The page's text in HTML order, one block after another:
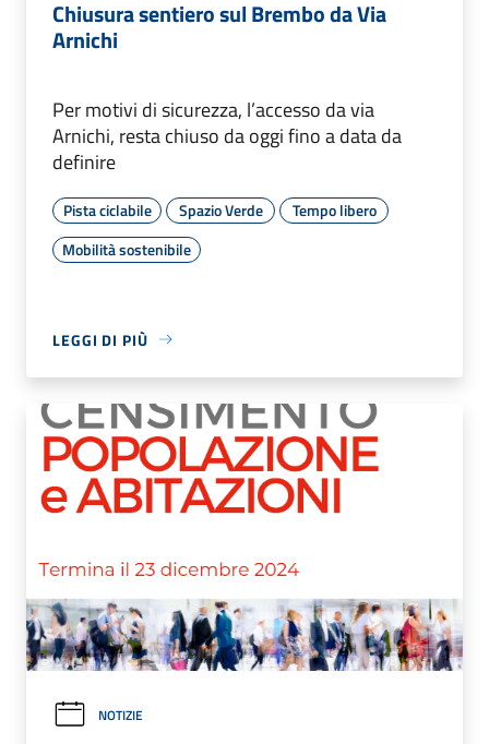
Chiusura sentiero sul Brembo da Via
Arnichi
Per motivi di sicurezza, l’accesso da via
Arnichi, resta chiuso da oggi fino a data da
definire
Pista ciclabile Spazio Verde
Tempo libero
Mobilità sostenibile
LEGGI DI PIÙ
NOTIZIE